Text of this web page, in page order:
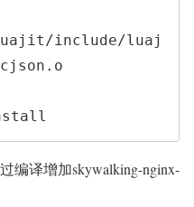
include/luaj
编译增加skywalking-nginx-